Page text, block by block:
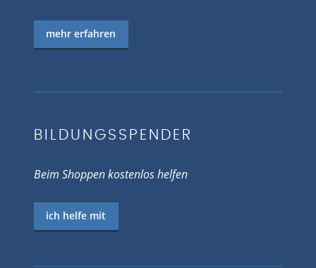
mehr erfahren
BILDUNGSSPENDER
Beim Shoppen kostenlos helfen
ich helfe mit